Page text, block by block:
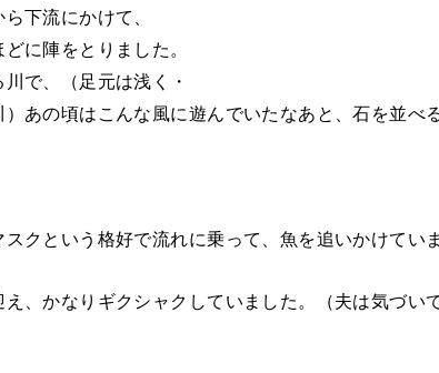
下流にかけて、
に陣をとりました。
で、（足元は浅く・
あの頃はこんな風に遊んでいたなあと、石を並べ
クという格好で流れに乗って、魚を追いかけていま
、かなりギクシャクしていました。（夫は気づい